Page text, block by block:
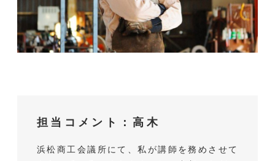
担当コメント：高木
浜松商工会議所にて、私が講師を務めさせて